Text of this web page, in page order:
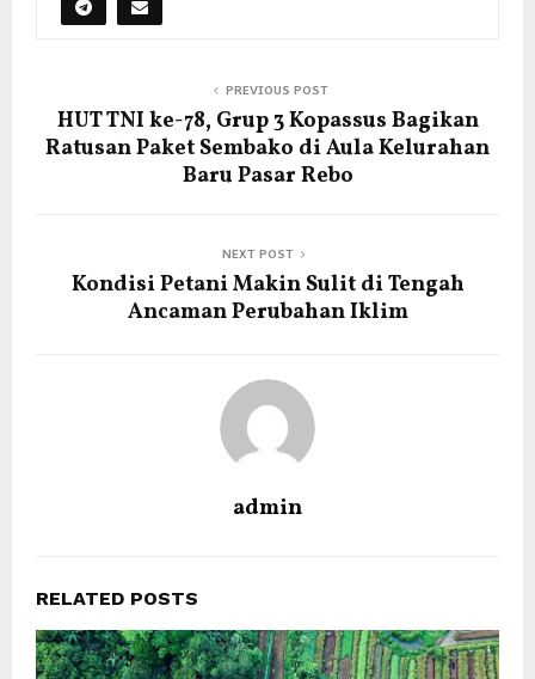
PREVIOUS POST
HUT TNI ke-78, Grup 3 Kopassus Bagikan
Ratusan Paket Sembako di Aula Kelurahan
Baru Pasar Rebo
NEXT POST
Kondisi Petani Makin Sulit di Tengah
Ancaman Perubahan Iklim
admin
RELATED POSTS